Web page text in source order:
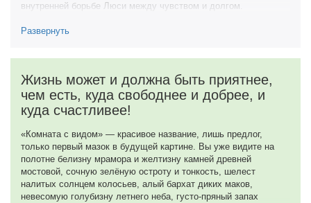
Замечательная игра все актеров Особенно понравилась
Эта версия фильма была бы копией первой, если бы не
режиссера показать позитивные подвижки английского
общества, развитие, забавный юмор, без привычной сухости и
иронии. Здесь англичане другие, они проще и приятнее.
Надуманный финал, конечно, испортил все впечатление, но
несмотря на него, было очень уютно находиться в милой
английской компании, и я чаще буду пересматривать именно
эту киноверсию. Спасибо её создателям за удовольствие от
просмотра.
9 из 10
4 октября 2020
внутренней борьбе Люси между чувством и долгом.
Но это именно содержание
живым языком. Её хочется перечитывать, цитировать,
поэтому не могу не сравнивать её с экранизациями.
В прежней версии 1985 года не хватает живости, в этой версии
не хватает лёгкости.
Из плюсов — мне понравились Люси и Джордж.
По моему, полное попадание. Очень хорошо читаются их
эмоции, чувства. Борьба Люси между собственными
желаниями и долгом, её становление как личности — в игре
актрисы это видно.
Развернуть
Жизнь может и должна быть приятнее,
чем есть, куда свободнее и добрее, и
куда счастливее!
«Комната с видом» — красивое название, лишь предлог,
только первый мазок в будущей картине. Вы уже видите на
полотне белизну мрамора и желтизну камней древней
мостовой, сочную зелёную остроту и тонкость, шелест
налитых солнцем колосьев, алый бархат диких маков,
невесомую голубизну летнего неба, густо-пряный запах